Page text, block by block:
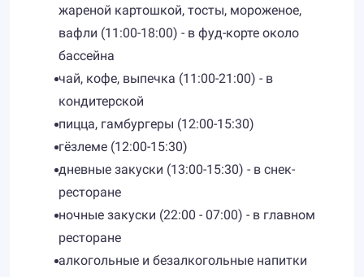
жареной картошкой, тосты, мороженое,
вафли (11:00-18:00) - в фуд-корте около
бассейна
чай, кофе, выпечка (11:00-21:00) - в
кондитерской
пицца, гамбургеры (12:00-15:30)
гёзлеме (12:00-15:30)
дневные закуски (13:00-15:30) - в снек-
ресторане
ночные закуски (22:00 - 07:00) - в главном
ресторане
алкогольные и безалкогольные напитки